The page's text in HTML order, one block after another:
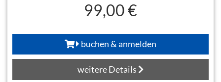
99,00 €
buchen & anmelden
weitere Details